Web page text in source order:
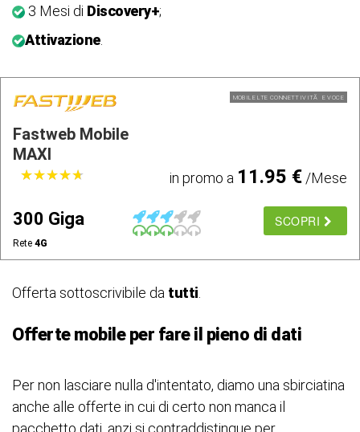
3 Mesi di Discovery+;
Attivazione.
MOBILE LTE CONNETTIVITÃ E VOCE
Fastweb Mobile
MAXI
★★★★★
★★★★★ in promo a 11.95 €/Mese
300 Giga
Rete 4G
SCOPRI
Offerta sottoscrivibile da tutti
Offerte mobile per fare il pieno di dati
Per non lasciare nulla d'intentato, diamo una sbirciatina
anche alle offerte in cui di certo non manca il
pacchetto dati, anzi si contraddistingue per